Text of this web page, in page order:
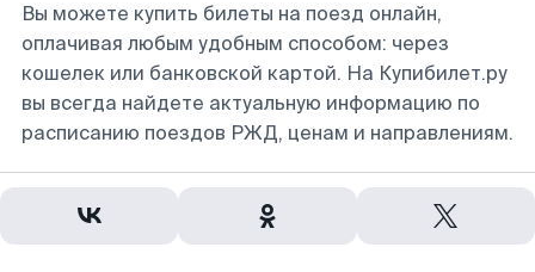
Вы можете купить билеты на поезд онлайн,
оплачивая любым удобным способом: через
кошелек или банковской картой. На Купибилет.ру
вы всегда найдете актуальную информацию по
расписанию поездов РЖД, ценам и направлениям.